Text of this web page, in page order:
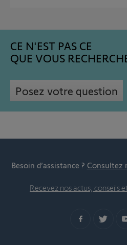
CE N'EST PAS CE
QUE VOUS
Posez votre question
Besoin d’assistance ? Consultez
Recevez nos actus, conseils